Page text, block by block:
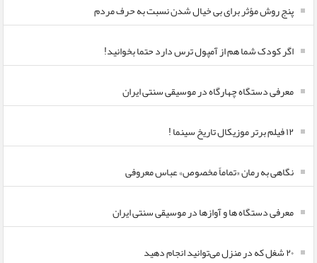
پنج روش مؤثر برای بی خیال شدن نسبت به حرف مردم
اگر کودک شما هم از آمپول ترس دارد حتما بخوانید!
معرفی دستگاه چهارگاه در موسیقی سنتی ایران
۱۲ فیلم برتر موزیکال تاریخ سینما !
نگاهی به رمان «تماماً مخصوص» عباس معروفی
معرفی دستگاه ها و آوازها در موسیقی سنتی ایران
۲۰ شغل که در منزل می‌توانید انجام دهید